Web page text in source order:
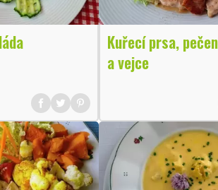
Kuřecí prsa,
a vejce